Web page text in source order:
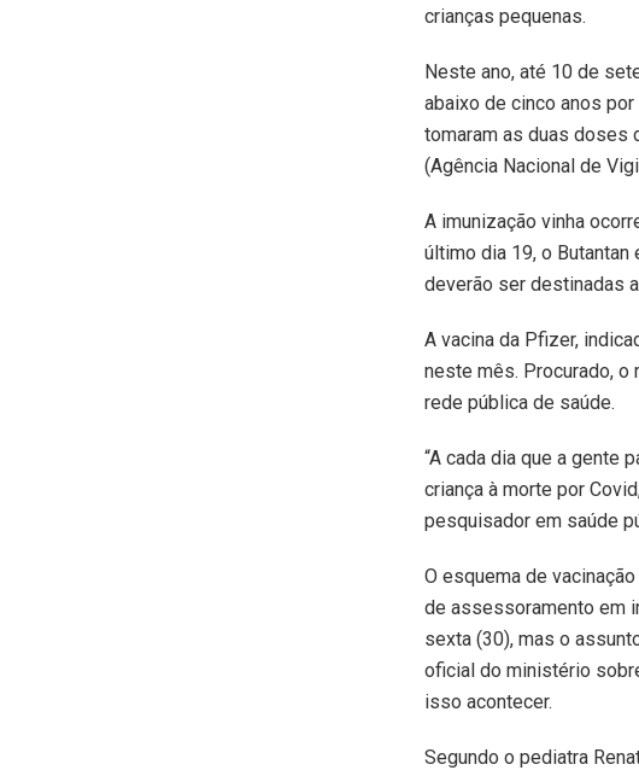
crianças pequenas.
Neste ano, até 10 de
abaixo de cinco anos
tomaram as duas doses
(Agência Nacional de
A imunização vinha
último dia 19, o
deverão ser destinadas
A vacina da Pfizer,
neste mês. Procurado,
rede pública de saúde.
“A cada dia que a gente
criança à morte por
pesquisador em saúde
O esquema de
de assessoramento em
sexta (30), mas o
oficial do ministério
isso acontecer.
Segundo o pediatra